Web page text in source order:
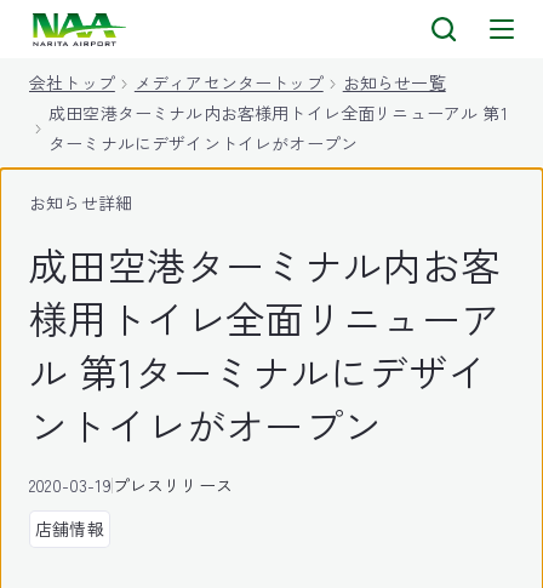
会社トップ メディアセンタートップ
お知らせ一覧
成田空港ターミナル内お客様用トイレ全面リニューアル 第1
ターミナルにデザイントイレがオープン
お知らせ詳細
成田空港ターミナル内お客
様用トイレ全面リニューア
ル 第1ターミナルにデザイ
ントイレがオープン
2020-03-19プレスリリース
店舗情報